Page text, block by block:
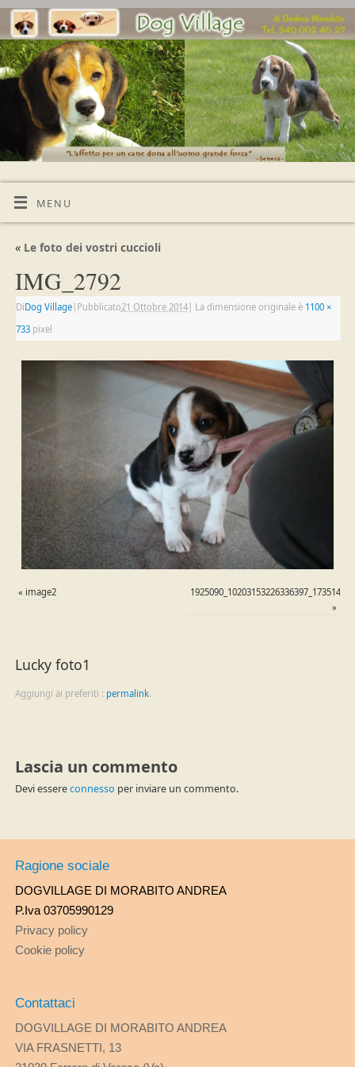
MENU
«Le foto dei vostri cuccioli
IMG_2792
DiDog Village| Pubblicato21 Ottobre 2014| La dimensione originale è 1100 ×
733pixel
« image2
»
Lucky foto1
Aggiungi ai preferiti : permalink.
Lascia un commento
Devi essereconnesso per inviare un commento.
Ragione sociale
DOGVILLAGE DI MORABITO ANDREA
P.Iva 03705990129
Privacy policy
Cookie policy
Contattaci
DOGVILLAGE DI MORABITO ANDREA
VIA FRASNETTI, 13